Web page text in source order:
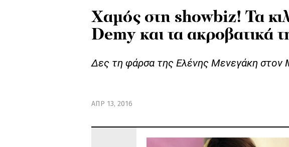
Χαμός στη showbiz! Τα
Demy και τα ακροβατικά
Δες τη φάρσα της Ελένης Μενεγάκη στον
ΑΠΡ 13, 2016